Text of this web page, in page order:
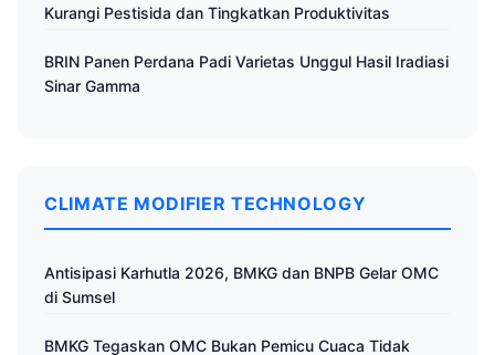
Kurangi Pestisida dan Tingkatkan Produktivitas
BRIN Panen Perdana Padi Varietas Unggul Hasil Iradiasi
Sinar Gamma
CLIMATE MODIFIER TECHNOLOGY
Antisipasi Karhutla 2026, BMKG dan BNPB Gelar OMC
di Sumsel
BMKG Tegaskan OMC Bukan Pemicu Cuaca Tidak